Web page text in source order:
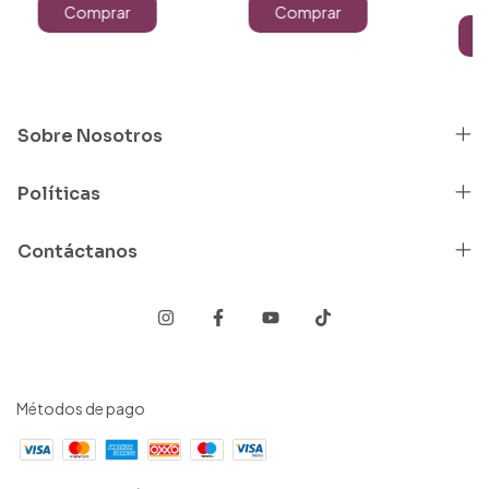
Sobre Nosotros
Políticas
Contáctanos
Métodos de pago